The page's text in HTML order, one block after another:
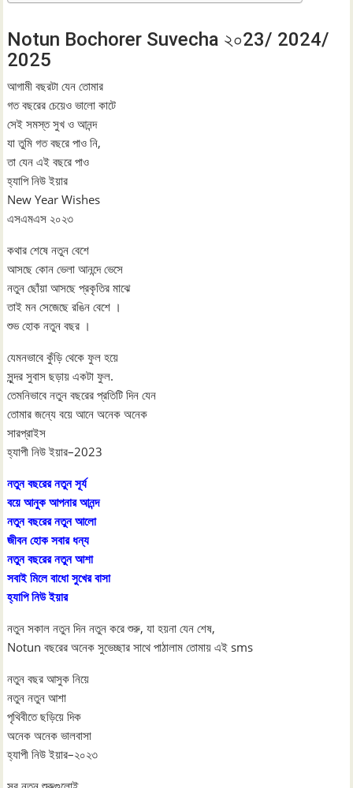
Notun Bochorer Suvecha ২০23/ 2024/
2025
আগামী বছরটা যেন তোমার
গত বছরের চেয়েও ভালো কাটে
সেই সমস্ত সুখ ও আনন্দ
যা তুমি গত বছরে পাও নি,
তা যেন এই বছরে পাও
হ্যাপি নিউ ইয়ার
New Year Wishes
এসএমএস ২০২৩
কথার শেষে নতুন বেশে
আসছে কোন ভেলা আনন্দে ভেসে
নতুন ছোঁয়া আসছে প্রকৃতির মাঝে
তাই মন সেজেছে রঙিন বেশে ।
শুভ হোক নতুন বছর ।
যেমনভাবে কুঁড়ি থেকে ফুল হয়ে
সুন্দর সুবাস ছড়ায় একটা ফুল.
তেমনিভাবে নতুন বছরের প্রতিটি দিন যেন
তোমার জন্যে বয়ে আনে অনেক অনেক
সারপ্রাইস
হ্যাপী নিউ ইয়ার–2023
নতুন বছরের নতুন সূর্য
বয়ে আনুক আপনার আনন্দ
নতুন বছরের নতুন আলো
জীবন হোক সবার ধন্য
নতুন বছরের নতুন আশা
সবাই মিলে বাধো সুখের বাসা
হ্যাপি নিউ ইয়ার
নতুন সকাল নতুন দিন নতুন করে শুরু, যা হয়না যেন শেষ,
Notun বছরের অনেক সুভেচ্ছার সাথে পাঠালাম তোমায় এই sms
নতুন বছর আসুক নিয়ে
নতুন নতুন আশা
পৃথিবীতে ছড়িয়ে দিক
অনেক অনেক ভালবাসা
হ্যাপী নিউ ইয়ার–২০২৩